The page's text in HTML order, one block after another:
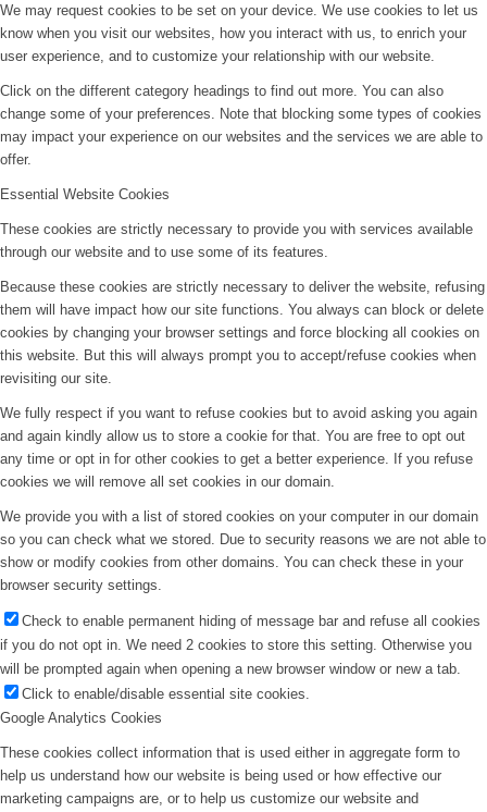
We may request cookies to be set on your device. We use cookies to let us
know when you visit our websites, how you interact with us, to enrich your
user experience, and to customize your relationship with our website.
Click on the different category headings to find out more. You can also
change some of your preferences. Note that blocking some types of cookies
may impact your experience on our websites and the services we are able to
offer.
Essential Website Cookies
These cookies are strictly necessary to provide you with services available
through our website and to use some of its features.
Because these cookies are strictly necessary to deliver the website, refusing
them will have impact how our site functions. You always can block or delete
cookies by changing your browser settings and force blocking all cookies on
this website. But this will always prompt you to accept/refuse cookies when
revisiting our site.
We fully respect if you want to refuse cookies but to avoid asking you again
and again kindly allow us to store a cookie for that. You are free to opt out
any time or opt in for other cookies to get a better experience. If you refuse
cookies we will remove all set cookies in our domain.
We provide you with a list of stored cookies on your computer in our domain
so you can check what we stored. Due to security reasons we are not able to
show or modify cookies from other domains. You can check these in your
browser security settings.
Check to enable permanent hiding of message bar and refuse all cookies
if you do not opt in. We need 2 cookies to store this setting. Otherwise you
will be prompted again when opening a new browser window or new a tab.
Click to enable/disable essential site cookies.
Google Analytics Cookies
These cookies collect information that is used either in aggregate form to
help us understand how our website is being used or how effective our
marketing campaigns are, or to help us customize our website and